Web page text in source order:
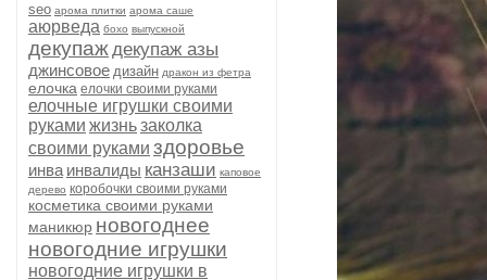
seo арома плитки арома саше
аюрведа бохо выпускной
декупаждекупаж азы
джинсовое дизайн дракон из фетра
елочка елочки своими руками
елочные игрушки своими
руками жизньзаколка
своими руками здоровье
инва инвалиды канзаши каповое
дерево коробочки своими руками
косметика своими руками
маникюр новогоднее
новогодние игрушки
новогодние игрушки в